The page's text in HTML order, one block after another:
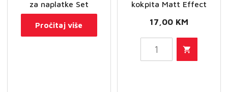
za naplatke Set
Pročitaj više
kokpita Matt Effect
17,00 KM
SONAX
Xtreme